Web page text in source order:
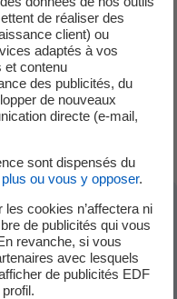
>36kVA ou que vous
de marché, la mise
moyen de 10 jours à
contrat.
"Découvrir &
de réaliser des
client) ou
adaptés à vos
et contenu
des publicités, du
de nouveaux
directe (e-mail,
sont dispensés du
ou vous y opposer.
cookies n’affectera ni
de publicités qui vous
revanche, si vous
avec lesquels
de publicités EDF